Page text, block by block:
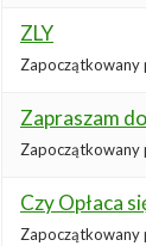
ZLY
Zapoczątkowany
Zapraszam
Zapoczątkowany
Czy Opłaca
Zapoczątkowany